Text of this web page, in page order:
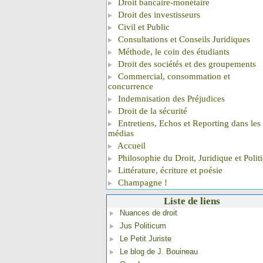
Droit bancaire-monétaire
Droit des investisseurs
Civil et Public
Consultations et Conseils Juridiques
Méthode, le coin des étudiants
Droit des sociétés et des groupements
Commercial, consommation et
concurrence
Indemnisation des Préjudices
Droit de la sécurité
Entretiens, Echos et Reporting dans les
médias
Accueil
Philosophie du Droit, Juridique et
Littérature, écriture et poésie
Champagne !
Liste de liens
Nuances de droit
Jus Politicum
Le Petit Juriste
Le blog de J. Bouineau